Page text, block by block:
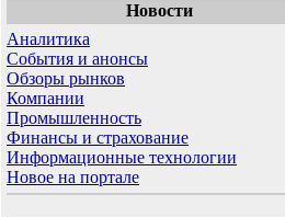
Новости
Аналитика
События и анонсы
Обзоры рынков
Компании
Промышленность
Финансы и страхование
Информационные технологии
Новое на портале